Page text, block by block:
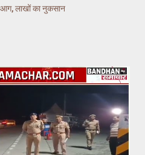
लाखों का नुकसान